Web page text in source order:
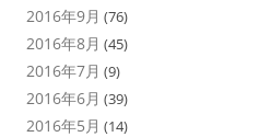
2016年9月 (76)
2016年8月 (45)
2016年7月 (9)
2016年6月 (39)
2016年5月 (14)